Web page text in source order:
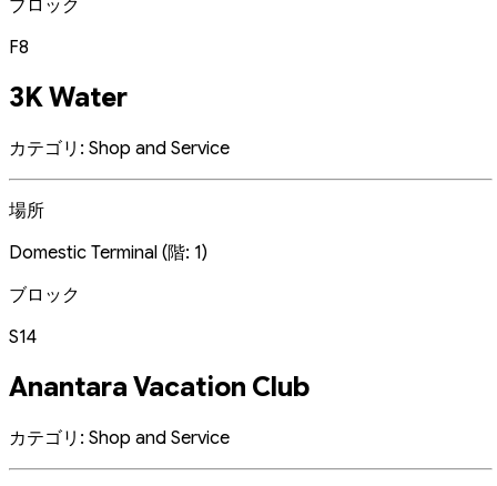
ブロック
F8
3K Water
カテゴリ: Shop and Service
場所
Domestic Terminal (階: 1)
ブロック
S14
Anantara Vacation Club
カテゴリ: Shop and Service